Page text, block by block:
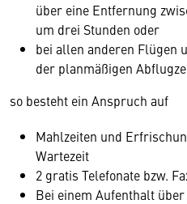
über eine Entfernung
um drei Stunden oder
bei allen anderen Flügen
der planmäßigen
so besteht ein Anspruch auf
Mahlzeiten und
Wartezeit
2 gratis Telefonate bzw.
Bei einem Aufenthalt